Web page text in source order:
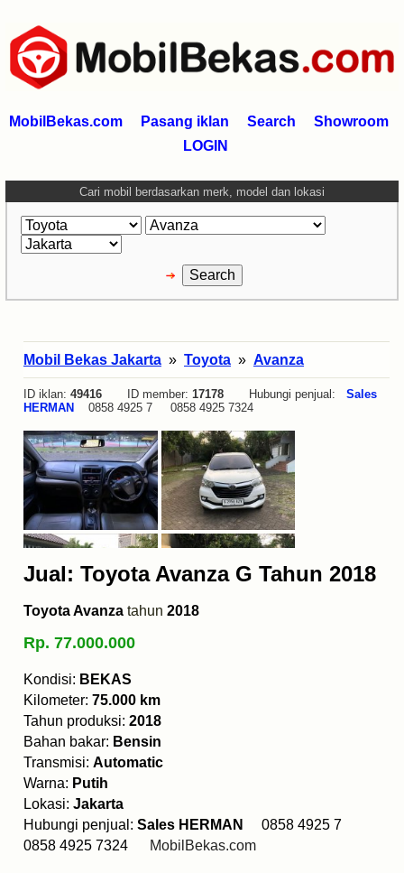
MobilBekas.com Pasang iklan Search
Showroom
LOGIN
Cari mobil berdasarkan merk, model dan lokasi
Mobil Bekas Jakarta » Toyota » Avanza
ID iklan: 49416 ID member: 17178 Hubungi penjual: Sales
HERMAN
0858 4925 7 0858 4925 7324
Jual: Toyota Avanza G Tahun 2018
Toyota Avanza tahun 2018
Rp. 77.000.000
Kondisi: BEKAS
Kilometer: 75.000 km
Tahun produksi: 2018
Bahan bakar: Bensin
Transmisi: Automatic
Warna: Putih
Lokasi: Jakarta
Hubungi penjual: Sales HERMAN
0858 4925 7
0858 4925 7324
MobilBekas.com